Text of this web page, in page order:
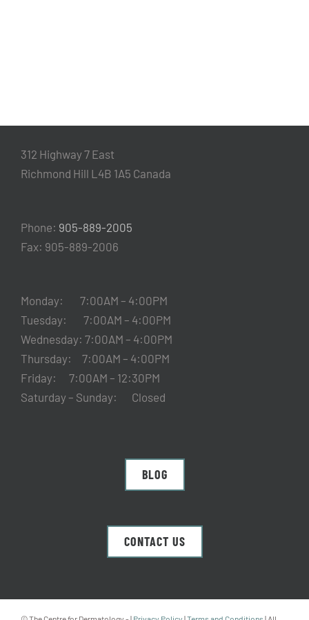
312 Highway 7 East
Richmond Hill L4B 1A5 Canada
Phone: 905-889-2005
Fax: 905-889-2006
Monday: 7:00AM – 4:00PM
Tuesday: 7:00AM – 4:00PM
Wednesday: 7:00AM – 4:00PM
Thursday: 7:00AM – 4:00PM
Friday: 7:00AM – 12:30PM
Saturday – Sunday: Closed
BLOG
CONTACT US